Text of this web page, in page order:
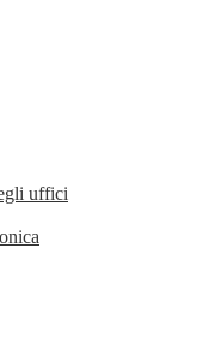
uffici